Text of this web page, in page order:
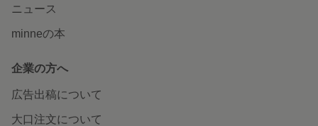
ニュース
minneの本
企業の方へ
広告出稿について
大口注文について